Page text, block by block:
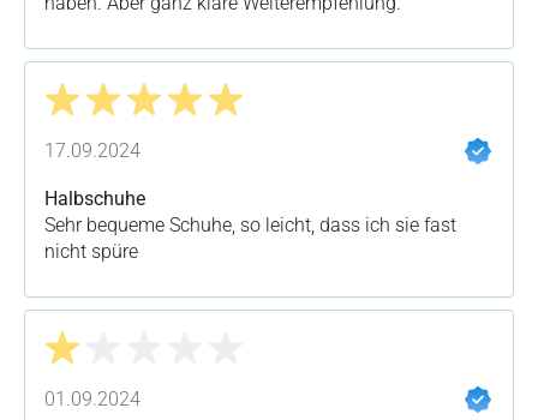
Bewertung mit 5 von 5 Sternen
17.09.2024
Halbschuhe
Sehr bequeme Schuhe, so leicht, dass ich sie fast
nicht spüre
Bewertung mit 1 von 5 Sternen
01.09.2024